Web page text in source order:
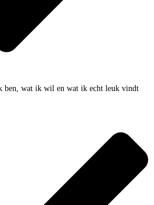
ben, wat ik wil en wat ik echt leuk vindt